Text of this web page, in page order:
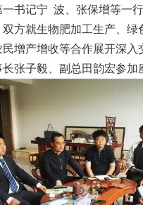
一书记宁 波、张保增等一
双方就生物肥加工生产、绿
增产增收等合作展开深入
张子毅、副总田韵宏参加